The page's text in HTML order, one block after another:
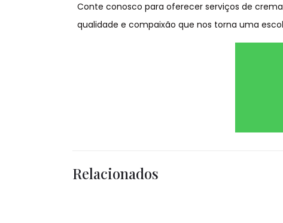
Conte conosco para oferecer serviços de
qualidade e compaixão que nos torna uma
Relacionados